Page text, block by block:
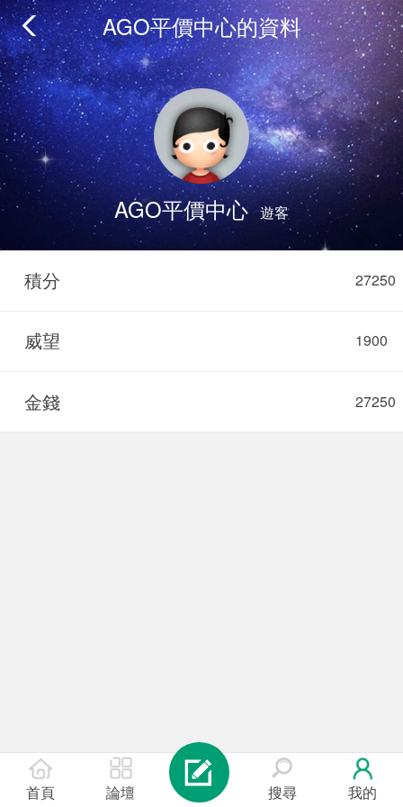
AGO平價中心的資料
AGO平價中心 遊客
27250
積分
1900
威望
27250
金錢
首頁 論壇 搜尋 我的